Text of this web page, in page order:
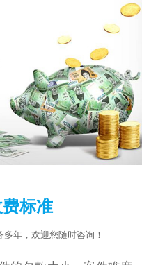
标准
年，欢迎您随时咨询！